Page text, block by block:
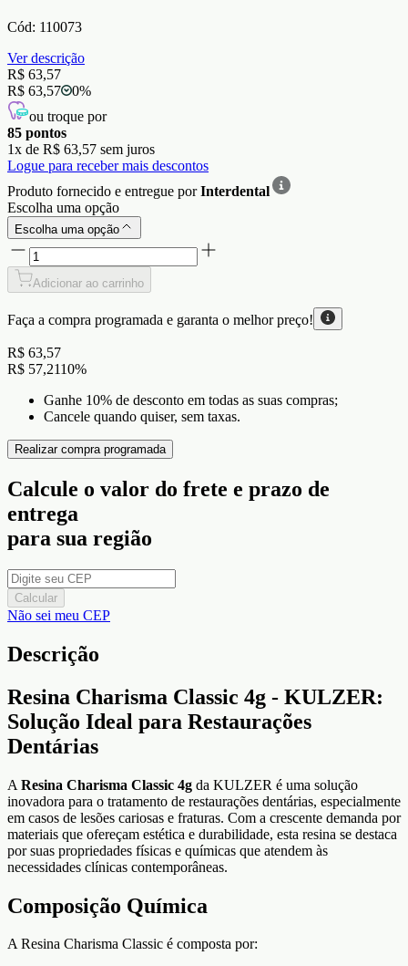
Cód: 110073
Ver descrição
R$ 63,57
R$ 63,57
0%
ou troque por
85 pontos
1x de R$ 63,57 sem juros
Logue para receber mais descontos
Produto fornecido e entregue porInterdental
Escolha uma opção
Escolha uma opção
Adicionar ao carrinho
Faça a compra programada e garanta o melhor preço!
R$ 63,57
R$ 57,2110%
Ganhe 10% de desconto em todas as suas compras;
Cancele quando quiser, sem taxas.
Realizar compra programada
Calcule o valor do frete e prazo de
entrega
para sua região
Calcular
Não sei meu CEP
Descrição
Resina Charisma Classic 4g - KULZER:
Solução Ideal para Restaurações
Dentárias
A Resina Charisma Classic 4g da KULZER é uma solução
inovadora para o tratamento de restaurações dentárias, especialmente
em casos de lesões cariosas e fraturas. Com a crescente demanda por
materiais que ofereçam estética e durabilidade, esta resina se destaca
por suas propriedades físicas e químicas que atendem às
necessidades clínicas contemporâneas.
Composição Química
A Resina Charisma Classic é composta por: